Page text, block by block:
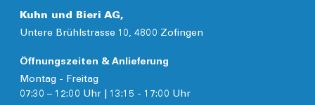
Kuhn und Bieri AG,
Untere Brühlstrasse 10, 4800 Zofingen
Öffnungszeiten & Anlieferung
Montag - Freitag
07:30 – 12:00 Uhr | 13:15 - 17:00 Uhr